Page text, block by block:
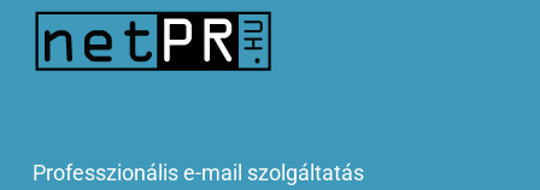
Professzionális e-mail szolgáltatás